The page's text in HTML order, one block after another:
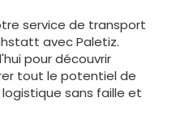
service de transport
avec Paletiz.
pour découvrir
tout le potentiel de
sans faille et